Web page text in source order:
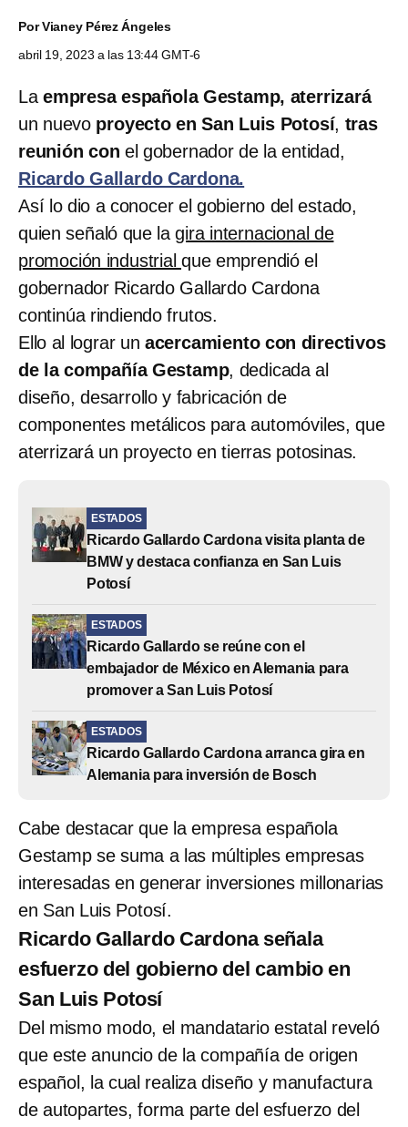
PorVianey Pérez Ángeles
abril 19, 2023 a las 13:44 GMT-6
La empresa española Gestamp, aterrizará
un nuevo proyecto en San Luis Potosí, tras
reunión con el gobernador de la entidad,
Ricardo Gallardo Cardona.
Así lo dio a conocer el gobierno del estado,
quien señaló que lagira internacional de
promoción industrialque emprendió el
gobernador Ricardo Gallardo Cardona
continúa rindiendo frutos.
Ello al lograr un acercamiento con directivos
de la compañía Gestamp, dedicada al
diseño, desarrollo y fabricación de
componentes metálicos para automóviles, que
aterrizará un proyecto en tierras potosinas.
ESTADOS
Ricardo Gallardo Cardona visita planta de
BMW y destaca confianza en San Luis
Potosí
ESTADOS
Ricardo Gallardo se reúne con el
embajador de México en Alemania para
promover a San Luis Potosí
ESTADOS
Ricardo Gallardo Cardona arranca gira en
Alemania para inversión de Bosch
Cabe destacar que la empresa española
Gestamp se suma a las múltiples empresas
interesadas en generar inversiones millonarias
en San Luis Potosí.
Ricardo Gallardo Cardona señala
esfuerzo del gobierno del cambio en
San Luis Potosí
Del mismo modo, el mandatario estatal reveló
que este anuncio de la compañía de origen
español, la cual realiza diseño y manufactura
de autopartes, forma parte del esfuerzo del